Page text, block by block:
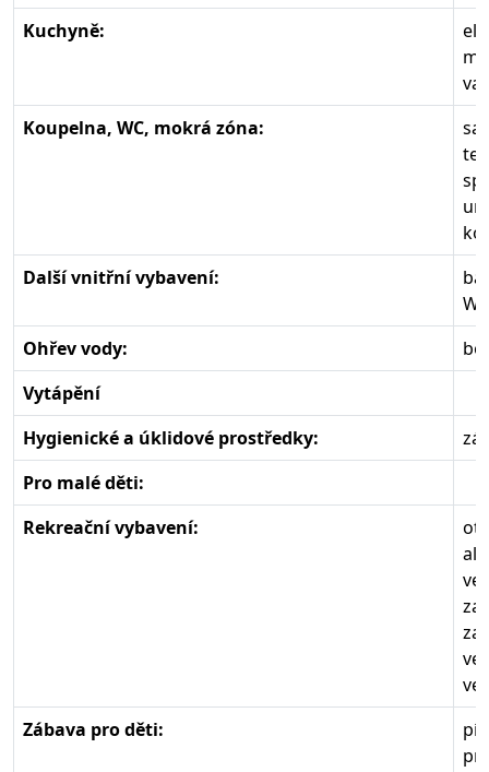
Kuchyně:
el.
Koupelna, WC, mokrá zóna:
Další vnitřní vybavení:
Ohřev vody:
Vytápění
Hygienické a úklidové prostředky:
Pro malé děti:
Rekreační vybavení:
Zábava pro děti: